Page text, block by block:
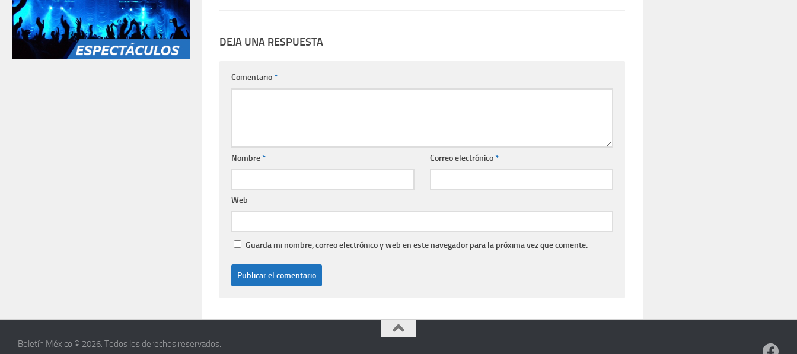
DEJA UNA RESPUESTA
Comentario*
Nombre* Correo electrónico*
Web
Guarda mi nombre, correo electrónico y web en este navegador para la próxima vez que comente.
Boletín México © 2026. Todos los derechos reservados.